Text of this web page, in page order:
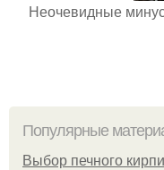
Неочевидные
Популярные
Выбор печного